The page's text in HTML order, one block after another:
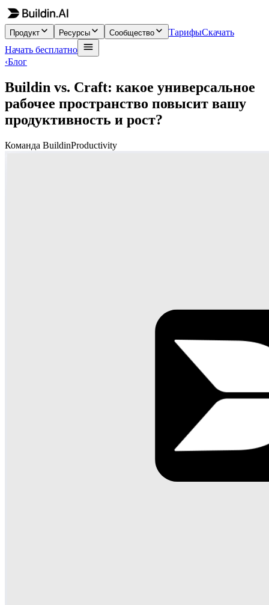
Продукт Ресурсы Сообщество ТарифыСкачать
Начать бесплатно
‹Блог
Buildin vs. Craft: какое универсальное
рабочее пространство повысит вашу
продуктивность и рост?
Команда BuildinProductivity